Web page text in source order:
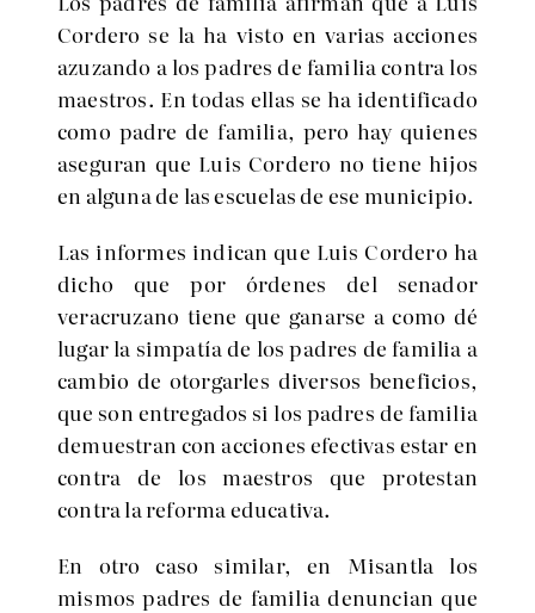
Cordero se la ha visto en varias acciones
azuzando a los padres de familia contra los
maestros. En todas ellas se ha identificado
como padre de familia, pero hay quienes
aseguran que Luis Cordero no tiene hijos
en alguna de las escuelas de ese municipio.
Las informes indican que Luis Cordero ha
dicho que por órdenes del senador
veracruzano tiene que ganarse a como dé
lugar la simpatía de los padres de familia a
cambio de otorgarles diversos beneficios,
que son entregados si los padres de familia
demuestran con acciones efectivas estar en
contra de los maestros que protestan
contra la reforma educativa.
En otro caso similar, en Misantla los
mismos padres de familia denuncian que